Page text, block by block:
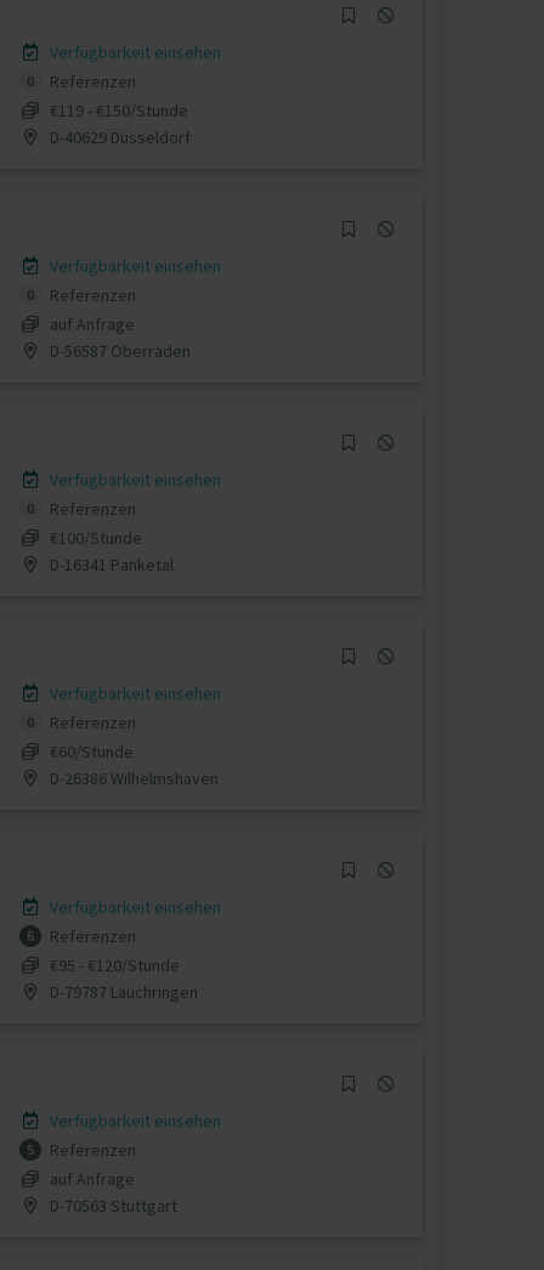
Verfügbarkeit einsehen
0
Referenzen
€119 - €150/Stunde
D-40629 Düsseldorf
Verfügbarkeit einsehen
0
Referenzen
auf Anfrage
D-56587 Oberraden
Verfügbarkeit einsehen
0
Referenzen
€100/Stunde
D-16341 Panketal
Verfügbarkeit einsehen
0
Referenzen
€60/Stunde
D-26386 Wilhelmshaven
Verfügbarkeit einsehen
6
Referenzen
€95 - €120/Stunde
D-79787 Lauchringen
Verfügbarkeit einsehen
5
Referenzen
auf Anfrage
D-70563 Stuttgart